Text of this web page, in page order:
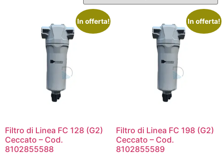
In offerta!
Filtro di Linea FC 128 (G2)
Ceccato – Cod.
8102855588
In offerta!
Filtro di Linea FC 198 (G2)
Ceccato – Cod.
8102855589